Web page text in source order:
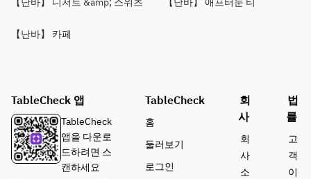
【난바】 카페
TableCheck 앱
TableCheck
앱을 다운로
드하려면 스
캔하세요
TableCheck
홈
둘러보기
로그인
회
사
회
사
소
법
률
고
객
이